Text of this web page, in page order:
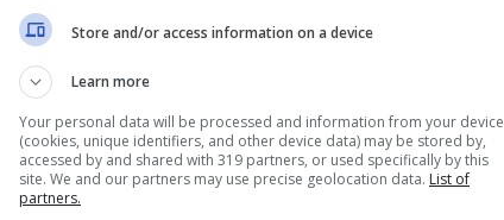
, ascesa alle cronache nostrane per via
e sua moglie Wanda Nara. Si è fatto poi
celebre Fabrizio, e per finire della modella
l’ex fidanzato Alex Belli.
Store and/or access information on a device
Learn more
Your personal data will be processed and information from your device
(cookies, unique identifiers, and other device data) may be stored by,
accessed by and shared with 319 partners, or used specifically by this
site. We and our partners may use precise geolocation data. List of
partners.